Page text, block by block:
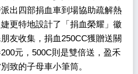
出四部捐血車到場協助疏解熱
更特地設計了「捐血榮耀」徽
友收集，捐血250CC獲贈送關
元，500C則是雙倍送，盈禾
致的子母車小筆筒。